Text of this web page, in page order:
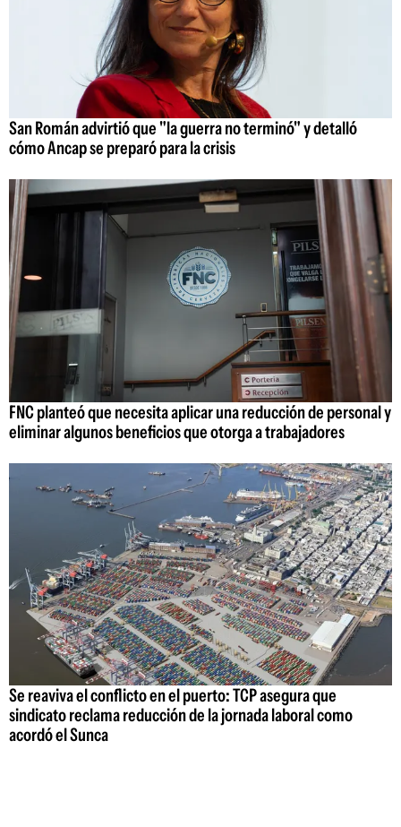
San Román advirtió que "la guerra no terminó" y detalló
cómo Ancap se preparó para la crisis
FNC planteó que necesita aplicar una reducción de personal y
eliminar algunos beneficios que otorga a trabajadores
Se reaviva el conflicto en el puerto: TCP asegura que
sindicato reclama reducción de la jornada laboral como
acordó el Sunca